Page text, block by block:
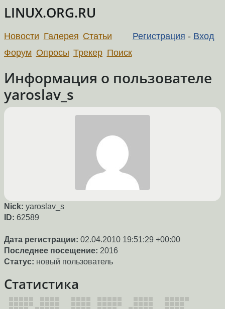
LINUX.ORG.RU
Регистрация - Вход
Новости Галерея Статьи
Форум Опросы Трекер Поиск
Информация о пользователе
yaroslav_s
Nick: yaroslav_s
ID: 62589
Дата регистрации: 02.04.2010 19:51:29 +00:00
Последнее посещение: 2016
Статус: новый пользователь
Статистика